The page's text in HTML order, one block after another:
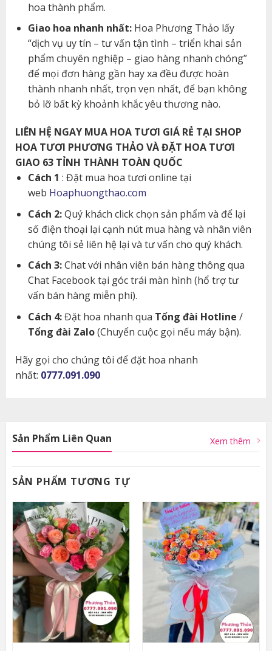
hoa thành phẩm.
Giao hoa nhanh nhất:Hoa Phương Thảo lấy
“dịch vụ uy tín – tư vấn tận tình – triển khai sản
phẩm chuyên nghiệp – giao hàng nhanh chóng”
để mọi đơn hàng gần hay xa đều được hoàn
thành nhanh nhất, trọn vẹn nhất, để bạn không
bỏ lỡ bất kỳ khoảnh khắc yêu thương nào.
LIÊN HỆ NGAY MUA HOA TƯƠI GIÁ RẺ TẠI SHOP
HOA TƯƠI PHƯƠNG THẢO VÀ ĐẶT HOA TƯƠI
GIAO 63 TỈNH THÀNH TOÀN QUỐC
Cách 1 : Đặt mua hoa tươi online tại
web Hoaphuongthao.com
Cách 2:Quý khách click chọn sản phẩm và để lại
số điện thoại lại cạnh nút mua hàng và nhân viên
chúng tôi sẻ liên hệ lại và tư vấn cho quý khách.
Cách 3:Chat với nhân viên bán hàng thông qua
Chat Facebook tại góc trái màn hình (hổ trợ tư
vấn bán hàng miễn phí).
Cách 4:Đặt hoa nhanh qua Tổng đài Hotline /
Tổng đài Zalo(Chuyển cuộc gọi nếu máy bận).
Hãy gọi cho chúng tôi để đặt hoa nhanh
nhất: 0777.091.090
Sản Phẩm Liên Quan Xem thêm
SẢN PHẨM TƯƠNG TỰ